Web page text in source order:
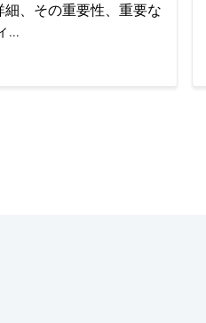
、その重要性、重要な
...